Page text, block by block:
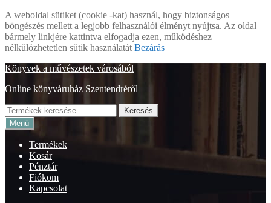
A weboldal sütiket (cookie -kat) használ, hogy biztonságos
böngészés mellett a legjobb felhasználói élményt nyújtsa. Az oldal
bármely linkjére kattintva elfogadja ezen, működéshez
nélkülözhetetlen sütik használatát Bezárás
Ugrás
navigációhoz
Kilépés
tartalomba
Könyvek a művészetek városából
Online könyváruház Szentendréről
Keresés
a
következőre:
Keresés
Menü
Termékek
Kosár
Pénztár
Fiókom
Kapcsolat